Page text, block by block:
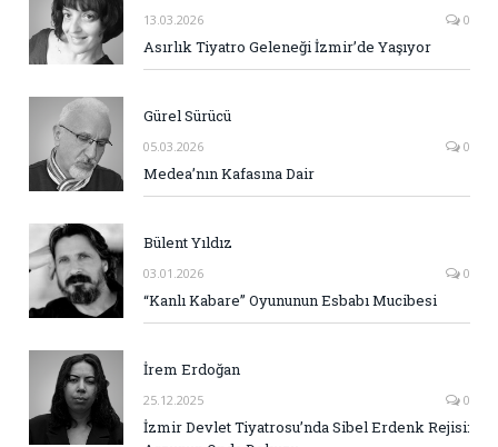
13.03.2026 0
Asırlık Tiyatro Geleneği İzmir’de Yaşıyor
Gürel Sürücü
05.03.2026 0
Medea’nın Kafasına Dair
Bülent Yıldız
03.01.2026 0
“Kanlı Kabare” Oyununun Esbabı Mucibesi
İrem Erdoğan
25.12.2025 0
İzmir Devlet Tiyatrosu’nda Sibel Erdenk Rejisi: